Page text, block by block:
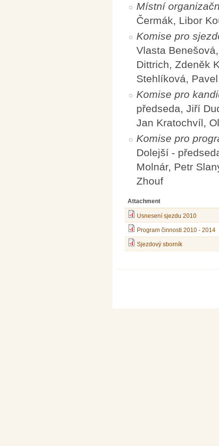
Místní
Čermák, Libor
Komise pro
Vlasta
Dittrich, Zdeněk
Stehlíková,
Komise pro
předseda, Jiří
Jan Kratochvíl,
Komise pro
Dolejší -
Molnár, Petr
Zhouf
Attachment
Usnesení sjezdu 2010
Program činnosti 2010 - 2014
Sjezdový sborník